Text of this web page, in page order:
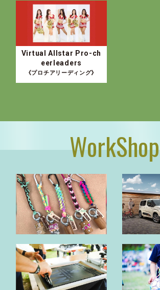
Virtual Allstar Pro-ch
eerleaders
《プロチアリーディング》
WorkShop